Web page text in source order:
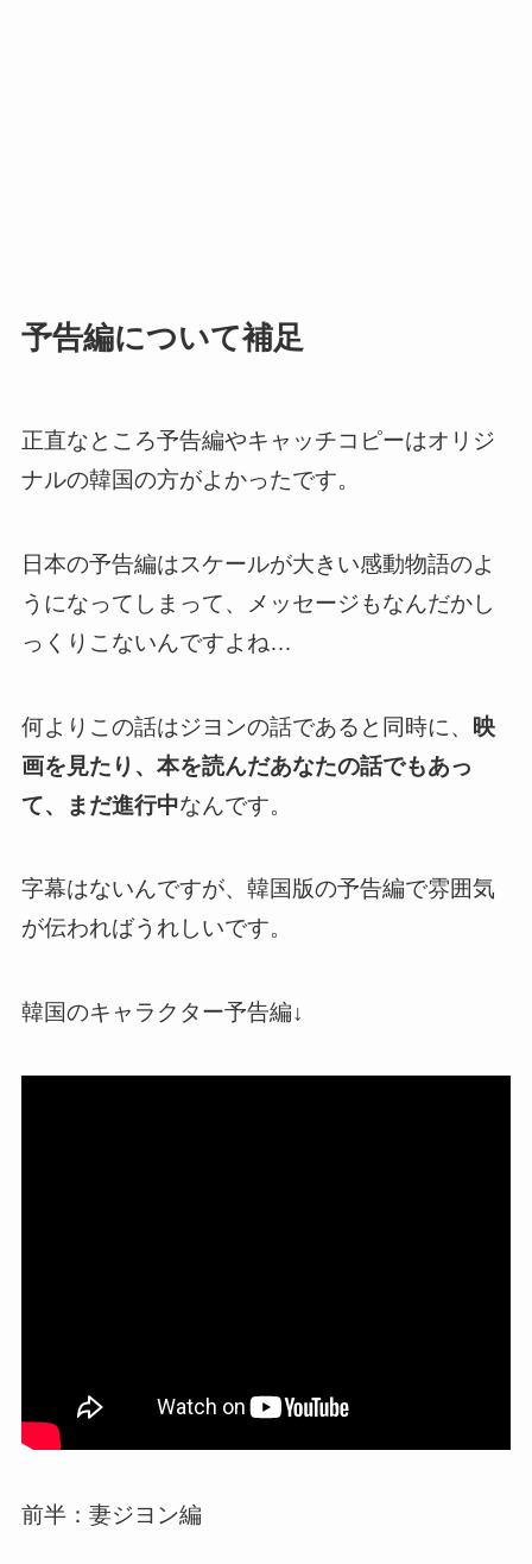
予告編について補足
正直なところ予告編やキャッチコピーはオリジ
ナルの韓国の方がよかったです。
日本の予告編はスケールが大きい感動物語のよ
うになってしまって、メッセージもなんだかし
っくりこないんですよね…
何よりこの話はジヨンの話であると同時に、 映
画を見たり、本を読んだあなたの話でもあっ
て、まだ進行中なんです。
字幕はないんですが、韓国版の予告編で雰囲気
が伝わればうれしいです。
韓国のキャラクター予告編↓
前半：妻ジヨン編